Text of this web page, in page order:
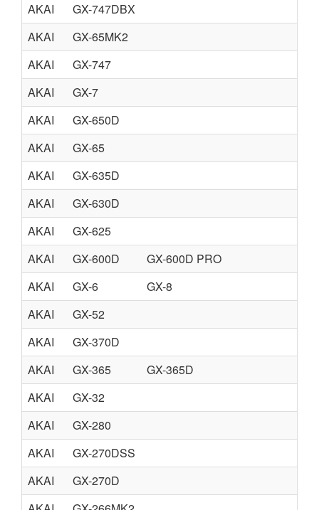
AKAI
GX-747DBX
AKAI
GX-65MK2
AKAI
GX-747
AKAI
GX-7
AKAI
GX-650D
AKAI
GX-65
AKAI
GX-635D
AKAI
GX-630D
AKAI
GX-625
AKAI
GX-600D
GX-600D PRO
AKAI
GX-6
GX-8
AKAI
GX-52
AKAI
GX-370D
AKAI
GX-365
GX-365D
AKAI
GX-32
AKAI
GX-280
AKAI
GX-270DSS
AKAI
GX-270D